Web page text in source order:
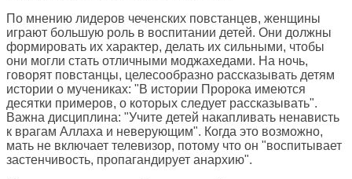
По мнению лидеров чеченских повстанцев, женщины
играют большую роль в воспитании детей. Они должны
формировать их характер, делать их сильными, чтобы
они могли стать отличными моджахедами. На ночь,
говорят повстанцы, целесообразно рассказывать детям
истории о мучениках: "В истории Пророка имеются
десятки примеров, о которых следует рассказывать".
Важна дисциплина: "Учите детей накапливать ненависть
к врагам Аллаха и неверующим". Когда это возможно,
мать не включает телевизор, потому что он "воспитывает
застенчивость, пропагандирует анархию".